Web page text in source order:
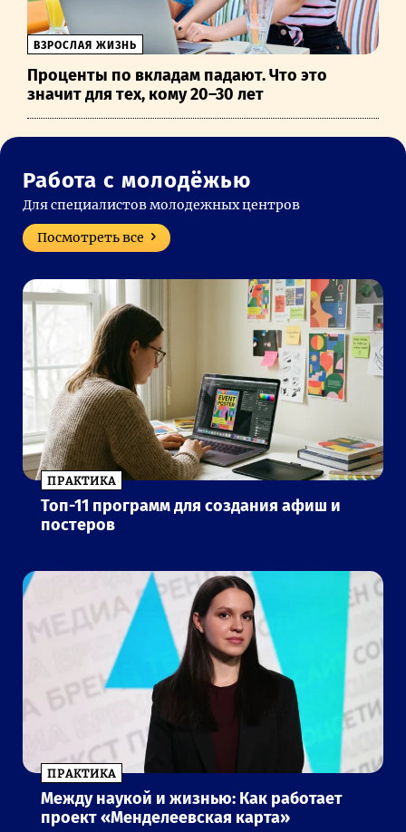
ВЗРОСЛАЯ ЖИЗНЬ
Проценты по вкладам падают. Что это
значит для тех, кому 20–30 лет
Работа с молодёжью
Для специалистов молодежных центров
Посмотреть все
ПРАКТИКА
Топ-11 программ для создания афиш и
постеров
ПРАКТИКА
Между наукой и жизнью: Как работает
проект «Менделеевская карта»